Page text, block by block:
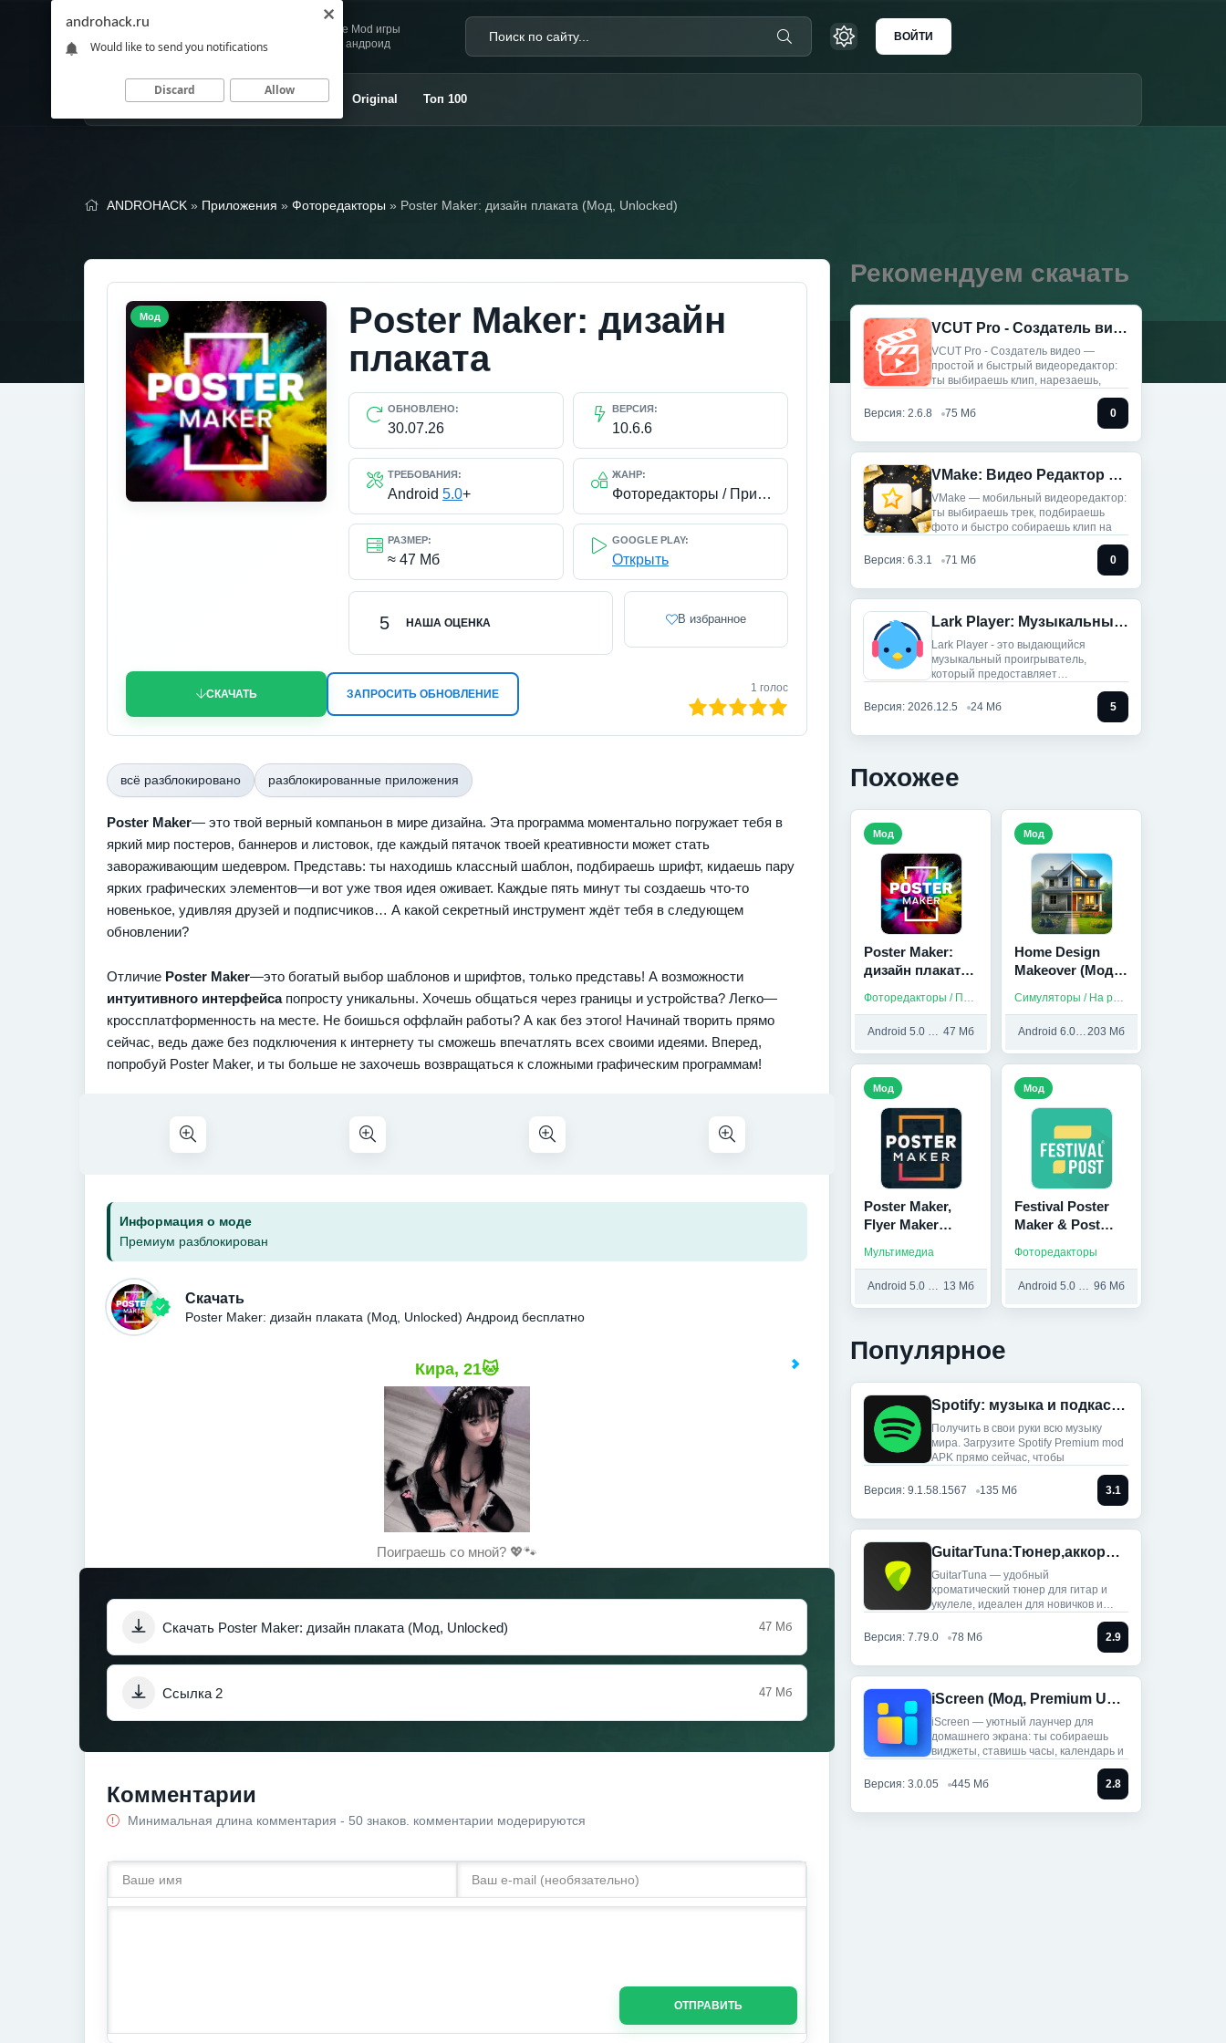
Andro
HACK
Скачивай любимые Mod игры
и приложения для андроид
ВОЙТИ
Главная Игры Приложения Original Топ 100
ANDROHACK » Приложения » Фоторедакторы » Poster Maker: дизайн плаката (Мод, Unlocked)
Poster Maker: дизайн
плаката
ОБНОВЛЕНО:
30.07.26
ВЕРСИЯ:
10.6.6
ТРЕБОВАНИЯ:
Android 5.0+
ЖАНР:
Фоторедакторы / Приложения на русском
РАЗМЕР:
≈ 47 Мб
GOOGLE PLAY:
Открыть
НАША ОЦЕНКА
5 В избранное
СКАЧАТЬ ЗАПРОСИТЬ ОБНОВЛЕНИЕ
100
1 голос
Мод
всё разблокировано разблокированные приложения
Poster Maker— это твой верный компаньон в мире дизайна. Эта программа моментально погружает тебя в
яркий мир постеров, баннеров и листовок, где каждый пятачок твоей креативности может стать
завораживающим шедевром. Представь: ты находишь классный шаблон, подбираешь шрифт, кидаешь пару
ярких графических элементов—и вот уже твоя идея оживает. Каждые пять минут ты создаешь что-то
новенькое, удивляя друзей и подписчиков… А какой секретный инструмент ждёт тебя в следующем
обновлении?
Отличие Poster Maker—это богатый выбор шаблонов и шрифтов, только представь! А возможности
интуитивного интерфейсапопросту уникальны. Хочешь общаться через границы и устройства? Легко—
кроссплатформенность на месте. Не боишься оффлайн работы? А как без этого! Начинай творить прямо
сейчас, ведь даже без подключения к интернету ты сможешь впечатлять всех своими идеями. Вперед,
попробуй Poster Maker, и ты больше не захочешь возвращаться к сложными графическим программам!
Информация о моде
Премиум разблокирован
Скачать
Poster Maker: дизайн плаката (Мод, Unlocked) Андроид бесплатно
Кира, 21🐱
Поиграешь со мной? 💖🐾
Скачать Poster Maker: дизайн плаката (Мод, Unlocked) 47 Мб
Ссылка 2 47 Мб
Комментарии
Минимальная длина комментария - 50 знаков. комментарии модерируются
ОТПРАВИТЬ
Рекомендуем скачать
VCUT Pro - Создатель видео (Мод, Unlocked)
VCUT Pro - Создатель видео —
простой и быстрый видеоредактор:
ты выбираешь клип, нарезаешь,
Версия: 2.6.8 75 Мб 0
VMake: Видео Редактор И Стар (Мод, Unlocked)
VMake — мобильный видеоредактор:
ты выбираешь трек, подбираешь
фото и быстро собираешь клип на
Версия: 6.3.1 71 Мб 0
Lark Player: Музыкальный плеер (Мод, Unlocked)
Lark Player - это выдающийся
музыкальный проигрыватель,
который предоставляет
Версия: 2026.12.5
24 Мб 5
Похожее
Poster Maker:
дизайн плаката
Фоторедакторы / Приложения на русском
Android 5.0 и выше 47 Мб
Мод
Home Design
Makeover (Мод,
Симуляторы / На русском / Без интернета
Android 6.0 и выше203 Мб
Мод
Poster Maker,
Flyer Maker
Мультимедиа
Android 5.0 и выше 13 Мб
Мод
Festival Poster
Maker & Post
Фоторедакторы
Android 5.0 и выше 96 Мб
Мод
Популярное
Spotify: музыка и подкасты (Мод, Всё разблокировано)
Получить в свои руки всю музыку
мира. Загрузите Spotify Premium mod
APK прямо сейчас, чтобы
Версия: 9.1.58.1567 135 Мб 3.1
GuitarTuna:Тюнер,аккорды,песни (Мод, Premium Unlocked)
GuitarTuna — удобный
хроматический тюнер для гитар и
укулеле, идеален для новичков и
Версия: 7.79.0
78 Мб 2.9
iScreen (Мод, Premium Unlocked)
iScreen — уютный лаунчер для
домашнего экрана: ты собираешь
виджеты, ставишь часы, календарь и
Версия: 3.0.05 445 Мб 2.8
androhack.ru
Would like to send you notifications
Discard Allow